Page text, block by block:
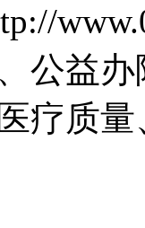
公益
疗质